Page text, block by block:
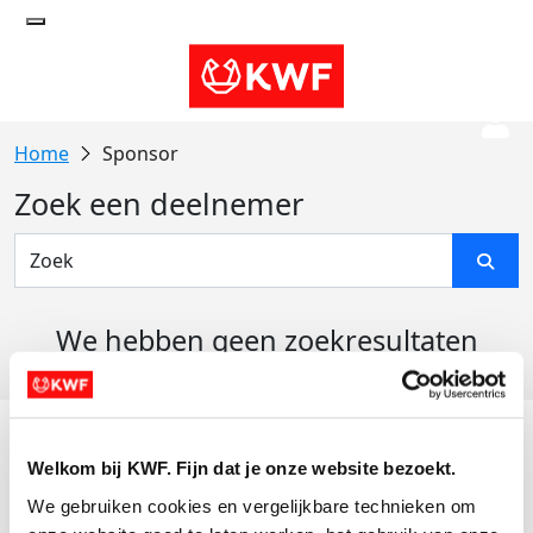
Welkom bij KWF. Fijn dat je onze website bezoekt.
We gebruiken cookies en vergelijkbare technieken om
Sponsor
Zoek een deelnemer
We hebben geen zoekresultaten
Actiematerialen
Evenementen